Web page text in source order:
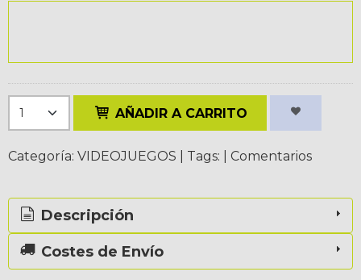
AÑADIR A CARRITO
Categoría: VIDEOJUEGOS Tags: Comentarios
Descripción
Costes de Envío